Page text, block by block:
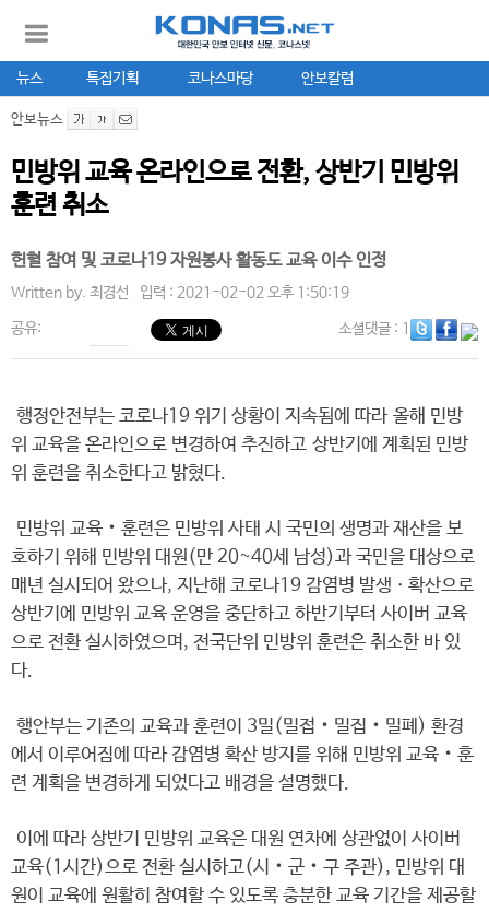
뉴스 특집기획 코나스마당 안보칼럼
안보뉴스
민방위 교육 온라인으로 전환, 상반기 민방위
훈련 취소
헌혈 참여 및 코로나19 자원봉사 활동도 교육 이수 인정
Written by. 최경선 입력 : 2021-02-02 오후 1:50:19
공유: 소셜댓글: 1
행정안전부는 코로나19 위기 상황이 지속됨에 따라 올해 민방
위 교육을 온라인으로 변경하여 추진하고 상반기에 계획된 민방
위 훈련을 취소한다고 밝혔다.
민방위 교육‧훈련은 민방위 사태 시 국민의 생명과 재산을 보
호하기 위해 민방위 대원(만 20~40세 남성)과 국민을 대상으로
매년 실시되어 왔으나, 지난해 코로나19 감염병 발생ㆍ확산으로
상반기에 민방위 교육 운영을 중단하고 하반기부터 사이버 교육
으로 전환 실시하였으며, 전국단위 민방위 훈련은 취소한 바 있
다.
행안부는 기존의 교육과 훈련이 3밀(밀접‧밀집‧밀폐) 환경
에서 이루어짐에 따라 감염병 확산 방지를 위해 민방위 교육‧훈
련 계획을 변경하게 되었다고 배경을 설명했다.
이에 따라 상반기 민방위 교육은 대원 연차에 상관없이 사이버
교육(1시간)으로 전환 실시하고(시‧군‧구 주관), 민방위 대
원이 교육에 원활히 참여할 수 있도록 충분한 교육 기간을 제공할